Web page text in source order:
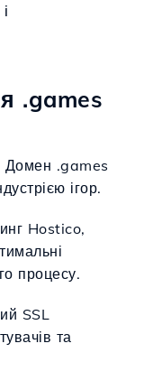
.games
Домен .games
ігор.
Hostico,
процесу.
SSL
та